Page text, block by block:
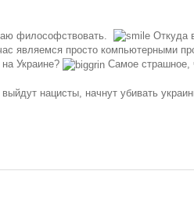
философствовать.
Откуда
являемся просто компьютерными
Украине?
Самое страшное,
нацисты, начнут убивать